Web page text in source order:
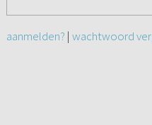
aanmelden? | wachtwoord